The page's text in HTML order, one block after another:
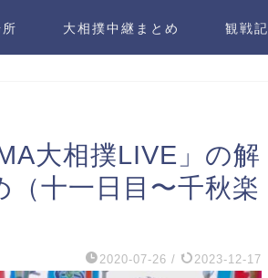
大相撲中継まとめ 観戦記
大相撲LIVE」の解
十一日目〜千秋楽
2020-07-26 / 2023-12-17